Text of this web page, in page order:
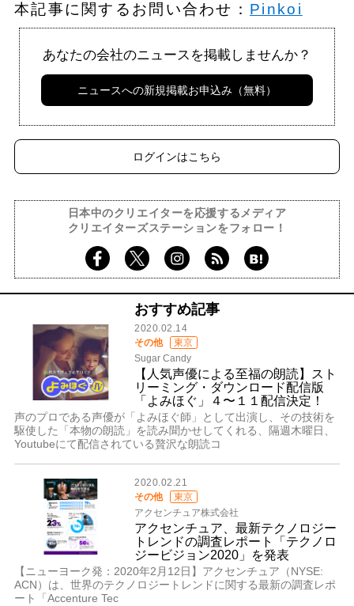
本記事に関するお問い合わせ： Pinkoi
あなたの会社のニュースを掲載しませんか？
ニュースへの新規掲載お申込み（無料）
ログインはこちら
日本中のクリエイターを応援するメディア
クリエイターズステーションをフォロー！
おすすめ記事
2020.02.14
その他
東京
Sugar Candy
【人気声優による至福の朗読】スト
リーミング・ダウンロード配信版
「よみほぐ」４〜１１配信決定！
声のプロである声優が「よみほぐ師」として出演し、その技術を
駆使した「本物の朗読」を読み聞かせしてくれる、隔週木曜日、
Youtubeにて配信されている贅沢な朗読コ
2020.02.21
その他
東京
アクセンチュア株式会社
アクセンチュア、最新テクノロジー
トレンドの調査レポート「テクノロ
ジービジョン2020」を発表
【ニューヨーク発：2020年2月12日】アクセンチュア（NYSE:
ACN）は、世界のテクノロジートレンドに関する最新の調査レポ
ート「Accenture Tec